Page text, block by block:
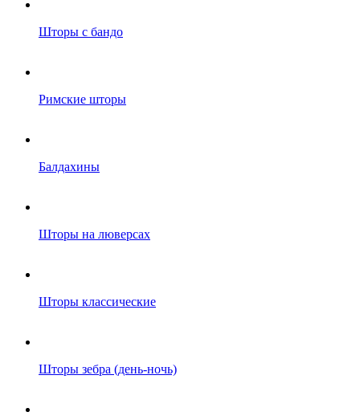
Шторы с бандо
Римские шторы
Балдахины
Шторы на люверсах
Шторы классические
Шторы зебра (день-ночь)